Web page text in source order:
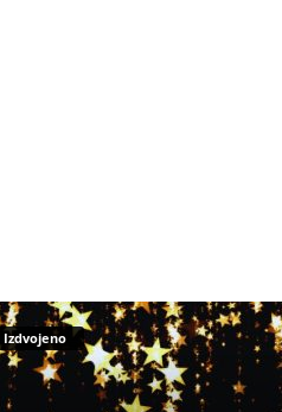
Izdvojeno